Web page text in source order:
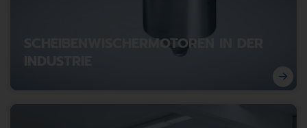
SCHEIBENWISCHERMOTOREN IN DER